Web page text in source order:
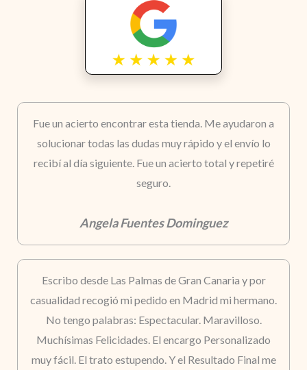
Fue un acierto encontrar esta tienda. Me ayudaron a
solucionar todas las dudas muy rápido y el envío lo
recibí al día siguiente. Fue un acierto total y repetiré
seguro.
Angela Fuentes Dominguez
Escribo desde Las Palmas de Gran Canaria y por
casualidad recogió mi pedido en Madrid mi hermano.
No tengo palabras: Espectacular. Maravilloso.
Muchísimas Felicidades. El encargo Personalizado
muy fácil. El trato estupendo. Y el Resultado Final me